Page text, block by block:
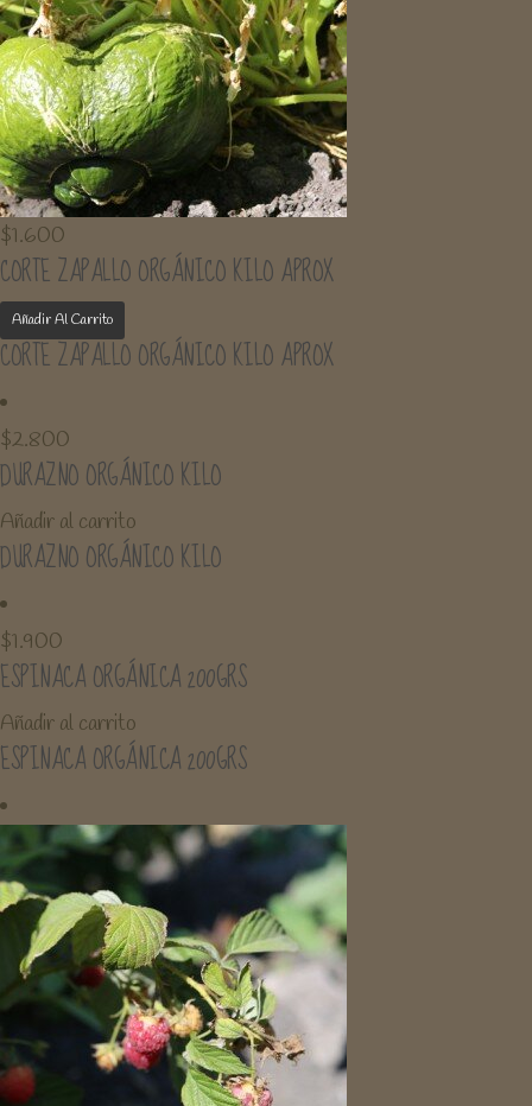
$1.600
CORTE ZAPALLO ORGÁNICO KILO APROX
Añadir Al Carrito
CORTE ZAPALLO ORGÁNICO KILO APROX
$2.800
DURAZNO ORGÁNICO KILO
Añadir al carrito
DURAZNO ORGÁNICO KILO
$1.900
ESPINACA ORGÁNICA 200GRS
Añadir al carrito
ESPINACA ORGÁNICA 200GRS